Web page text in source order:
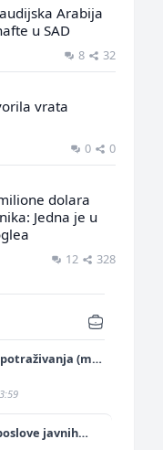
Arabija
u SAD
8 32
vrata
0 0
dolara
Jedna je u
12 328
(m/
javnih